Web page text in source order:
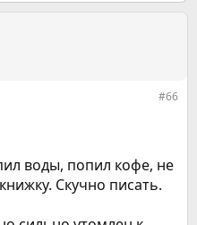
#66
воды, попил кофе, не
Скучно писать.